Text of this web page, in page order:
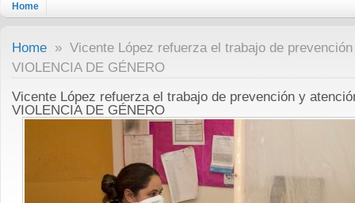
Home
Home » Vicente López refuerza el trabajo de
VIOLENCIA DE GÉNERO
Vicente López refuerza el trabajo de prevención y
VIOLENCIA DE GÉNERO